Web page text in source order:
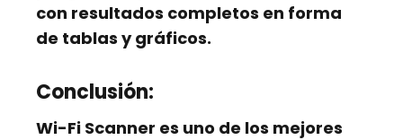
con resultados completos en forma
de tablas y gráficos.
Conclusión:
Wi-Fi Scanner es uno de los mejores